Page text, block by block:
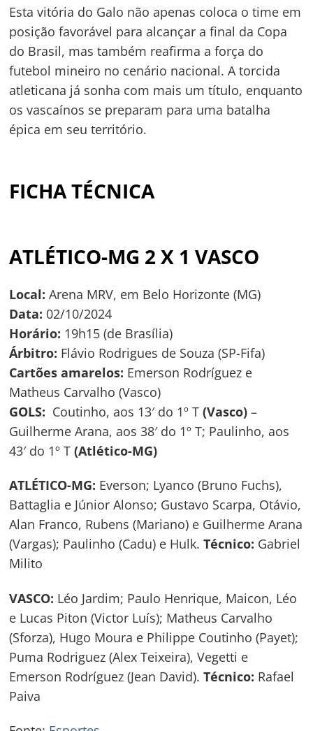
Esta vitória do Galo não apenas coloca o time em
posição favorável para alcançar a final da Copa
do Brasil, mas também reafirma a força do
futebol mineiro no cenário nacional. A torcida
atleticana já sonha com mais um título, enquanto
os vascaínos se preparam para uma batalha
épica em seu território.
FICHA TÉCNICA
ATLÉTICO-MG 2 X 1 VASCO
Local: Arena MRV, em Belo Horizonte (MG)
Data: 02/10/2024
Horário: 19h15 (de Brasília)
Árbitro: Flávio Rodrigues de Souza (SP-Fifa)
Cartões amarelos: Emerson Rodríguez e
Matheus Carvalho (Vasco)
GOLS: Coutinho, aos 13′ do 1º T(Vasco) –
Guilherme Arana, aos 38′ do 1º T; Paulinho, aos
43′ do 1º T(Atlético-MG)
ATLÉTICO-MG: Everson; Lyanco (Bruno Fuchs),
Battaglia e Júnior Alonso; Gustavo Scarpa, Otávio,
Alan Franco, Rubens (Mariano) e Guilherme Arana
(Vargas); Paulinho (Cadu) e Hulk.Técnico: Gabriel
Milito
VASCO: Léo Jardim; Paulo Henrique, Maicon, Léo
e Lucas Piton (Victor Luís); Matheus Carvalho
(Sforza), Hugo Moura e Philippe Coutinho (Payet);
Puma Rodriguez (Alex Teixeira), Vegetti e
Emerson Rodríguez (Jean David).Técnico: Rafael
Paiva
Navegação
de
Post